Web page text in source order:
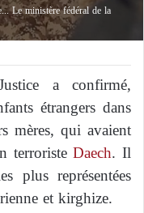
Le ministère fédéral de la
a confirmé,
étrangers dans
mères, qui avaient
terroristeDaech. Il
plus représentées
et kirghize.